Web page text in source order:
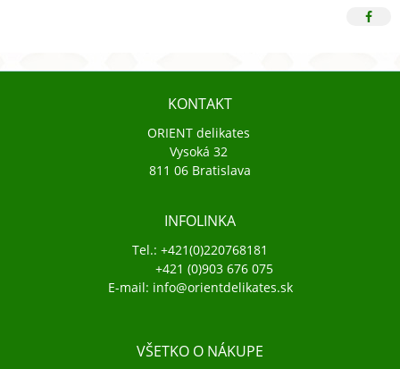
KONTAKT
ORIENT delikates
Vysoká 32
811 06 Bratislava
INFOLINKA
Tel.: +421(0)220768181
+421 (0)903 676 075
E-mail: info@orientdelikates.sk
VŠETKO O NÁKUPE